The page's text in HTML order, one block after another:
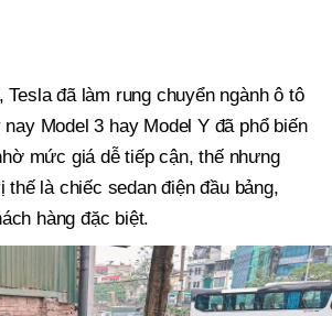
Tesla đã làm rung chuyển ngành ô tô
Model 3 hay Model Y đã phổ biến
mức giá dễ tiếp cận, thế nhưng
thế là chiếc sedan điện đầu bảng,
hàng đặc biệt.